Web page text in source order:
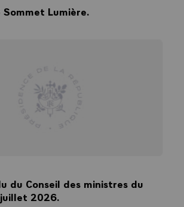
Sommet Lumière.
du Conseil des ministres du
2026.